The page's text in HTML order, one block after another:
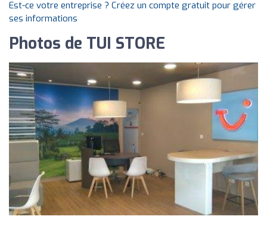
Est-ce votre entreprise ? Créez un compte gratuit pour gérer
ses informations
Photos de TUI STORE